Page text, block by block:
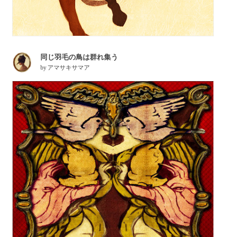
同じ羽毛の鳥は群れ集う
by アマサキサマア